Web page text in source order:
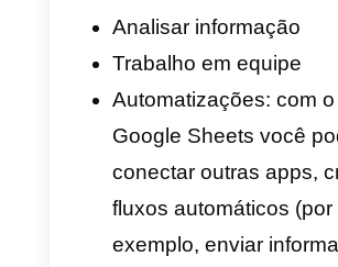
basicamente a
nuvem do Excel,
Google. É uma
cálculo online que
você criar, editar e
documentos